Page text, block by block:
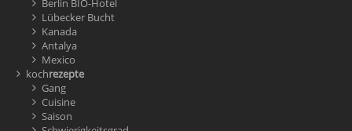
Berlin BIO-Hotel
Lübecker Bucht
Kanada
Antalya
Mexico
kochrezepte
Gang
Cuisine
Saison